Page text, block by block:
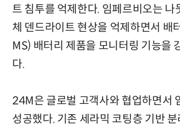
트 침투를 억제한다. 임페르비오는 나
체 덴드라이트 현상을 억제하면서 배
MS) 배터리 제품을 모니터링 기능을
다.
24M은 글로벌 고객사와 협업하면서
성공했다. 기존 세라믹 코팅층 기반